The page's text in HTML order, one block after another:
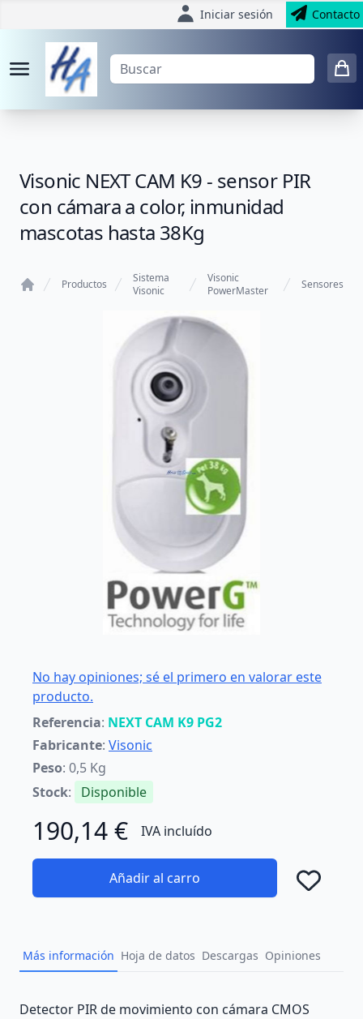
Iniciar sesión Contacto
Visonic NEXT CAM K9 - sensor PIR
con cámara a color, inmunidad
mascotas hasta 38Kg
Productos
Sistema
Visonic
Visonic
PowerMaster
Sensores
No hay opiniones; sé el primero en valorar este
producto.
Referencia: NEXT CAM K9 PG2
Fabricante: Visonic
Peso: 0,5 Kg
Stock: Disponible
190,14 € IVA incluído
Añadir al carro
Más información Hoja de datos Descargas Opiniones
Description
Detector PIR de movimiento con cámara CMOS